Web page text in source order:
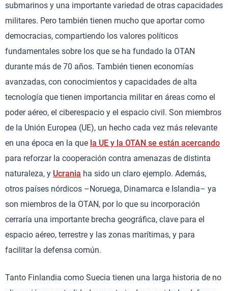
submarinos y una importante variedad de otras capacidades
militares. Pero también tienen mucho que aportar como
democracias, compartiendo los valores políticos
fundamentales sobre los que se ha fundado la OTAN
durante más de 70 años. También tienen economías
avanzadas, con conocimientos y capacidades de alta
tecnología que tienen importancia militar en áreas como el
poder aéreo, el ciberespacio y el espacio civil. Son miembros
de la Unión Europea (UE), un hecho cada vez más relevante
en una época en la que la UE y la OTAN se están acercando
para reforzar la cooperación contra amenazas de distinta
naturaleza, y Ucrania ha sido un claro ejemplo. Además,
otros países nórdicos –Noruega, Dinamarca e Islandia– ya
son miembros de la OTAN, por lo que su incorporación
cerraría una importante brecha geográfica, clave para el
espacio aéreo, terrestre y las zonas marítimas, y para
facilitar la defensa común.
Tanto Finlandia como Suecia tienen una larga historia de no